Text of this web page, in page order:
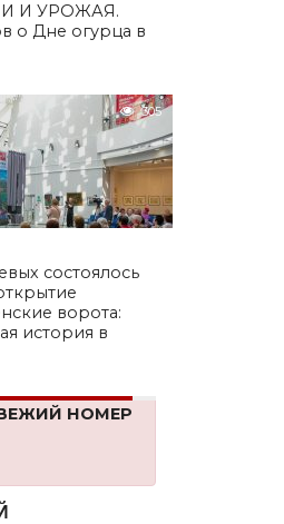
И УРОЖАЯ.
о Дне огурца в
305
состоялось
ворота:
история в
НОМЕР